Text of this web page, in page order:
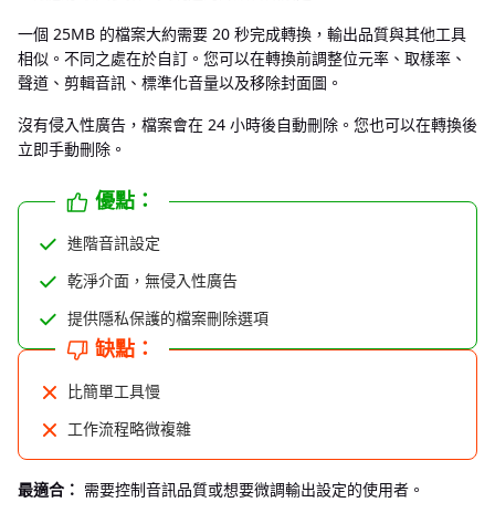
一個 25MB 的檔案大約需要 20 秒完成轉換，輸出品質與其他工具
相似。不同之處在於自訂。您可以在轉換前調整位元率、取樣率、
聲道、剪輯音訊、標準化音量以及移除封面圖。
沒有侵入性廣告，檔案會在 24 小時後自動刪除。您也可以在轉換後
立即手動刪除。
優點：
進階音訊設定
乾淨介面，無侵入性廣告
提供隱私保護的檔案刪除選項
缺點：
比簡單工具慢
工作流程略微複雜
最適合： 需要控制音訊品質或想要微調輸出設定的使用者。